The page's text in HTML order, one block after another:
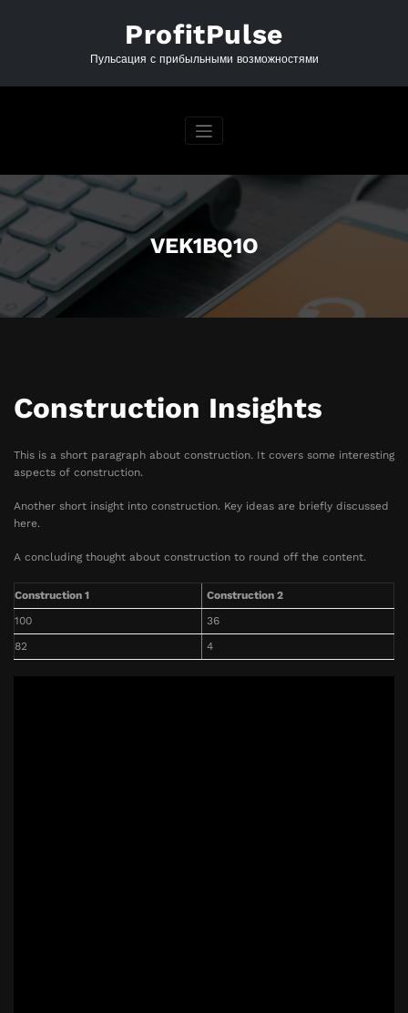
ProfitPulse
Пульсация с прибыльными возможностями
VEK1BQ1O
Construction Insights
This is a short paragraph about construction. It covers some interesting
aspects of construction.
Another short insight into construction. Key ideas are briefly discussed
here.
A concluding thought about construction to round off the content.
Construction 1
Construction 2
100
36
82
4